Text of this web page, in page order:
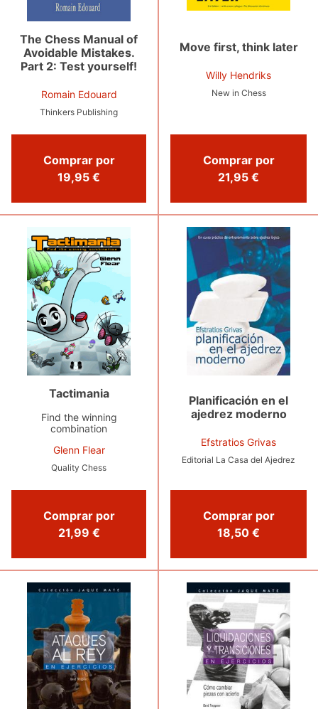
The Chess Manual of
Avoidable Mistakes.
Part 2: Test yourself!
Romain Edouard
Thinkers Publishing
Comprar por
19,95 €
Move first, think later
Willy Hendriks
New in Chess
Comprar por
21,95 €
Tactimania
Find the winning
combination
Glenn Flear
Quality Chess
Comprar por
21,99 €
Planificación en el
ajedrez moderno
Efstratios Grivas
Editorial La Casa del Ajedrez
Comprar por
18,50 €